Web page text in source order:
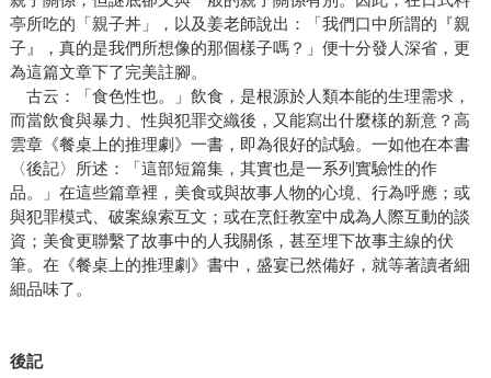
亭所吃的「親子丼」，以及姜老師說出：「我們口中所謂的『親
子』，真的是我們所想像的那個樣子嗎？」便十分發人深省，更
為這篇文章下了完美註腳。
古云：「食色性也。」飲食，是根源於人類本能的生理需求，
而當飲食與暴力、性與犯罪交織後，又能寫出什麼樣的新意？高
雲章《餐桌上的推理劇》一書，即為很好的試驗。一如他在本書
〈後記〉所述：「這部短篇集，其實也是一系列實驗性的作
品。」在這些篇章裡，美食或與故事人物的心境、行為呼應；或
與犯罪模式、破案線索互文；或在烹飪教室中成為人際互動的談
資；美食更聯繫了故事中的人我關係，甚至埋下故事主線的伏
筆。在《餐桌上的推理劇》書中，盛宴已然備好，就等著讀者細
細品味了。
後記